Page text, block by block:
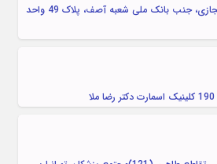
تهران، زعفرانیه، خیابان اعجازی، جنب بانک ملی شعبه آصف، پلاک 49 واحد